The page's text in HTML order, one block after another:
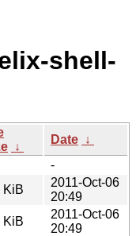
shell-
↓
Date ↓
-
KiB
2011-Oct-06
20:49
KiB
2011-Oct-06
20:49